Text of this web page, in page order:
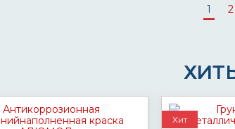
1 2
Хит